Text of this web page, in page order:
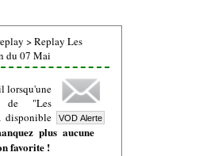
>Replay Les
du 07 Mai
lorsqu'une
de "Les
disponible
plus aucune
favorite !